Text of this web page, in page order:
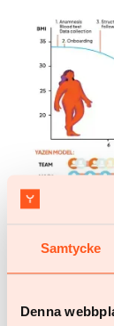
Samtycke
Denna
Wissenschaft
Das Yazen-
über ein
hinaus und